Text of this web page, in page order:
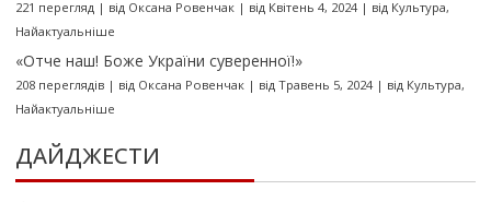
221 перегляд | від Оксана Ровенчак| від Квітень 4, 2024| від Культура,
Найактуальніше
«Отче наш! Боже України суверенної!»
208 переглядів| від Оксана Ровенчак| від Травень 5, 2024| від Культура,
Найактуальніше
ДАЙДЖЕСТИ